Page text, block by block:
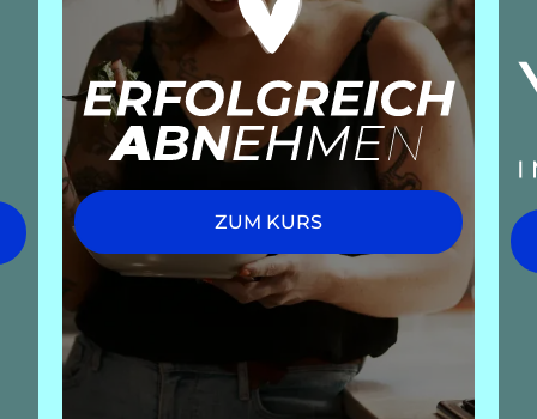
ZUM KURS